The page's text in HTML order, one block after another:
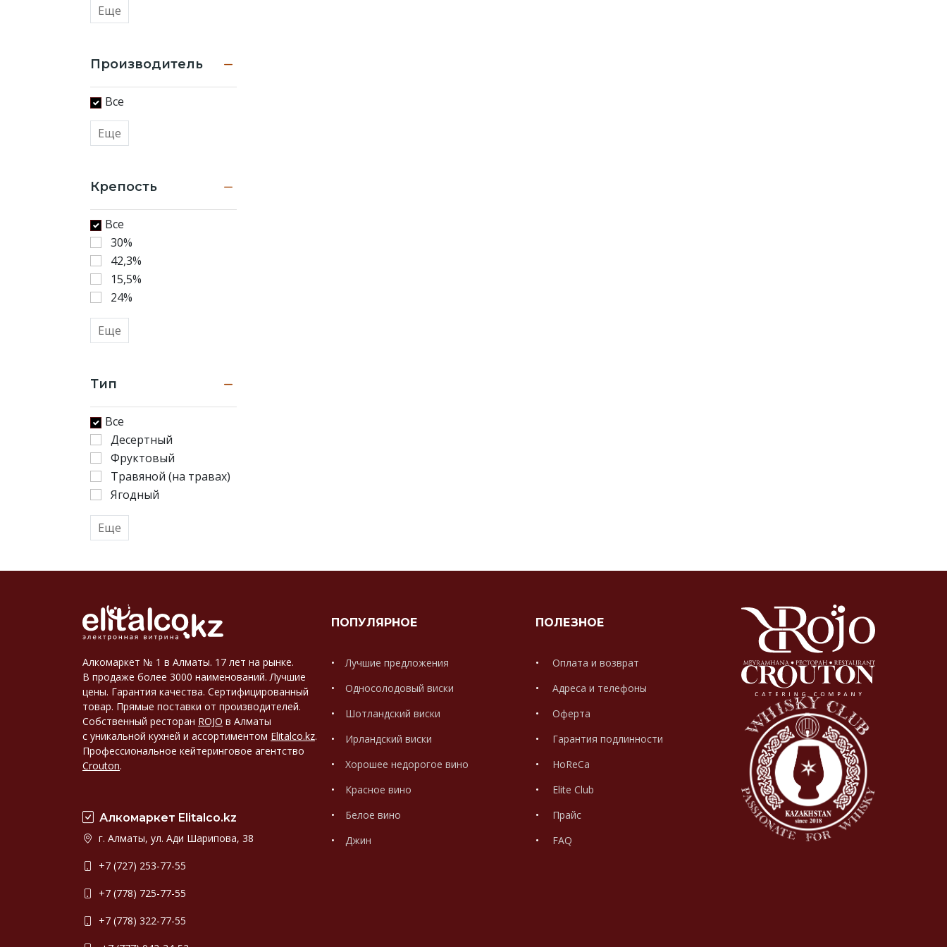
ликеры
прекрасной
многолетней
репутацией
Еще
Производитель
Все
Еще
Крепость
Все
30%
42,3%
15,5%
24%
Еще
Тип
Все
Десертный
Фруктовый
Травяной (на травах)
Ягодный
Еще
Алкомаркет № 1 в Алматы. 17 лет на рынке.
В продаже более 3000 наименований. Лучшие
цены. Гарантия качества. Сертифицированный
товар. Прямые поставки от производителей.
Собственный ресторан ROJO в Алматы
с уникальной кухней и ассортиментом Elitalco.kz.
Профессиональное кейтеринговое агентство
Crouton.
Алкомаркет Elitalco.kz
г. Алматы, ул. Ади Шарипова, 38
+7 (727) 253-77-55
+7 (778) 725-77-55
+7 (778) 322-77-55
ПОПУЛЯРНОЕ
Лучшие предложения
Односолодовый виски
Шотландский виски
Ирландский виски
Хорошее недорогое вино
Красное вино
Белое вино
Джин
ПОЛЕЗНОЕ
Оплата и возврат
Адреса и телефоны
Оферта
Гарантия подлинности
HoReCa
Elite Club
Прайс
FAQ